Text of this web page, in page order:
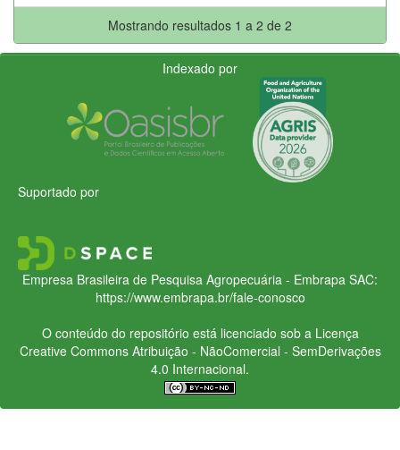
Mostrando resultados 1 a 2 de 2
Indexado por
Suportado por
Empresa Brasileira de Pesquisa Agropecuária - Embrapa SAC:
https://www.embrapa.br/fale-conosco
O conteúdo do repositório está licenciado sob a Licença
Creative CommonsAtribuição - NãoComercial - SemDerivações
4.0 Internacional.